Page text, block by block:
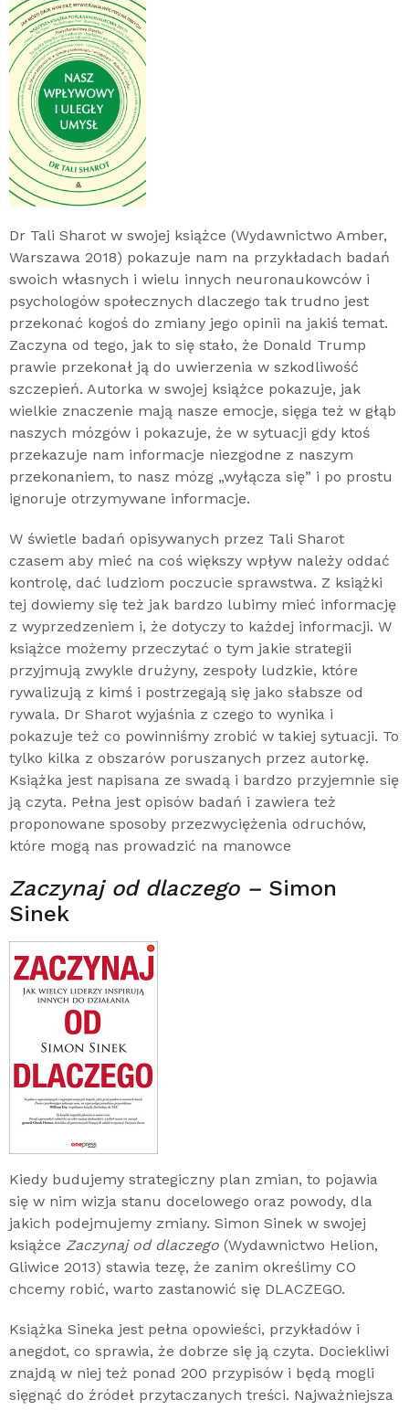
Dr Tali Sharot w swojej książce (Wydawnictwo Amber,
Warszawa 2018) pokazuje nam na przykładach badań
swoich własnych i wielu innych neuronaukowców i
psychologów społecznych dlaczego tak trudno jest
przekonać kogoś do zmiany jego opinii na jakiś temat.
Zaczyna od tego, jak to się stało, że Donald Trump
prawie przekonał ją do uwierzenia w szkodliwość
szczepień. Autorka w swojej książce pokazuje, jak
wielkie znaczenie mają nasze emocje, sięga też w głąb
naszych mózgów i pokazuje, że w sytuacji gdy ktoś
przekazuje nam informacje niezgodne z naszym
przekonaniem, to nasz mózg „wyłącza się” i po prostu
ignoruje otrzymywane informacje.
W świetle badań opisywanych przez Tali Sharot
czasem aby mieć na coś większy wpływ należy oddać
kontrolę, dać ludziom poczucie sprawstwa. Z książki
tej dowiemy się też jak bardzo lubimy mieć informację
z wyprzedzeniem i, że dotyczy to każdej informacji. W
książce możemy przeczytać o tym jakie strategii
przyjmują zwykle drużyny, zespoły ludzkie, które
rywalizują z kimś i postrzegają się jako słabsze od
rywala. Dr Sharot wyjaśnia z czego to wynika i
pokazuje też co powinniśmy zrobić w takiej sytuacji. To
tylko kilka z obszarów poruszanych przez autorkę.
Książka jest napisana ze swadą i bardzo przyjemnie się
ją czyta. Pełna jest opisów badań i zawiera też
proponowane sposoby przezwyciężenia odruchów,
które mogą nas prowadzić na manowce
Zaczynaj od dlaczego – Simon
Sinek
Kiedy budujemy strategiczny plan zmian, to pojawia
się w nim wizja stanu docelowego oraz powody, dla
jakich podejmujemy zmiany. Simon Sinek w swojej
książce Zaczynaj od dlaczego (Wydawnictwo Helion,
Gliwice 2013) stawia tezę, że zanim określimy CO
chcemy robić, warto zastanowić się DLACZEGO.
Książka Sineka jest pełna opowieści, przykładów i
anegdot, co sprawia, że dobrze się ją czyta. Dociekliwi
znajdą w niej też ponad 200 przypisów i będą mogli
sięgnąć do źródeł przytaczanych treści. Najważniejsza